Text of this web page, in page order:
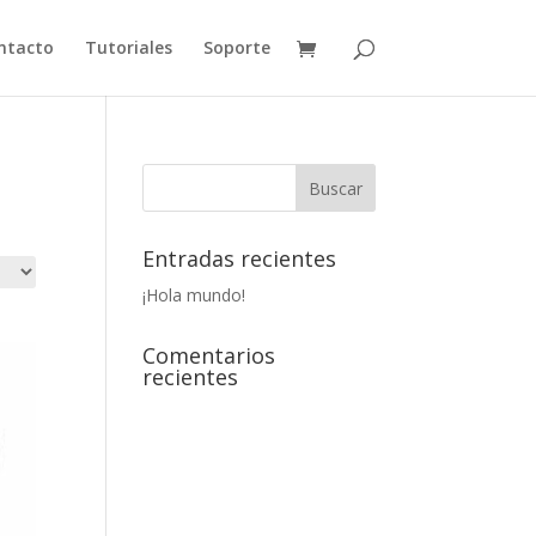
Tutoriales Soporte
Entradas recientes
¡Hola mundo!
Comentarios
recientes